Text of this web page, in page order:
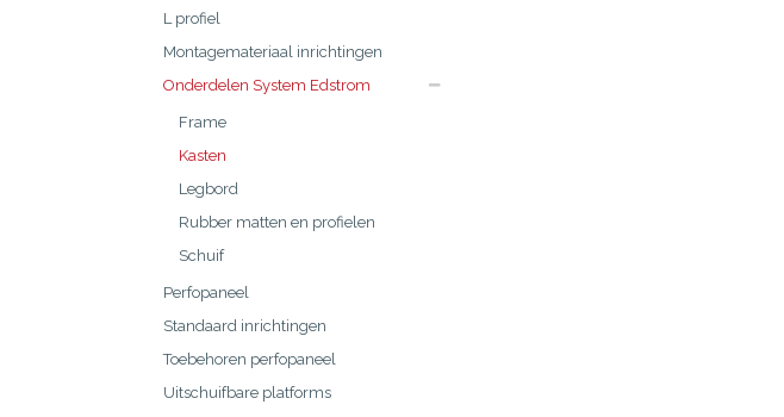
L profiel
Montagemateriaal inrichtingen
Onderdelen System Edstrom
Frame
Kasten
Legbord
Rubber matten en profielen
Schuif
Perfopaneel
Standaard inrichtingen
Toebehoren perfopaneel
Uitschuifbare platforms